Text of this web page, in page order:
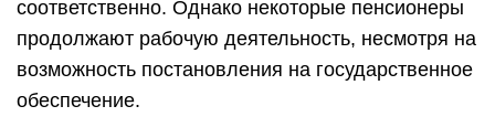
соответственно. Однако некоторые пенсионеры
продолжают рабочую деятельность, несмотря на
возможность постановления на государственное
обеспечение.